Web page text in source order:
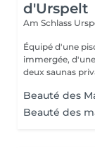
d'Urspelt
Am Schlass
Équipé d'une
immergée,
deux saunas
Beauté des
Beauté des